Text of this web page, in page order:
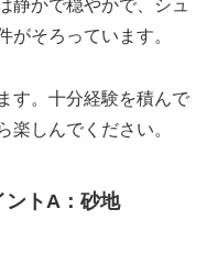
静かで穏やかで、シュ
がそろっています。
す。十分経験を積んで
楽しんでください。
ントA：砂地